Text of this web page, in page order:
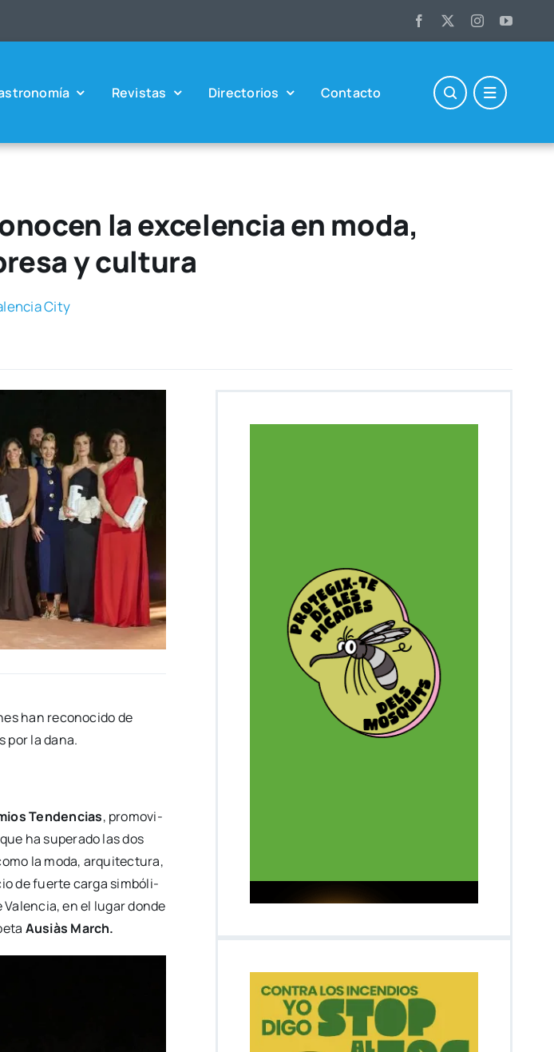
Revis­tas Direc­to­rios Con­tac­to
la excelencia en moda,
y cultura
City
han reco­no­ci­do de
por la dana.
Ten­den­cias, pro­mo­vi­
ha supe­ra­do las dos
la moda, arqui­tec­tu­ra,
de fuer­te car­ga sim­bó­li­
Valen­cia, en el lugar don­de
Ausiàs March.